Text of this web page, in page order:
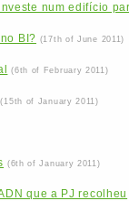
num edifício
BI? (17th of June 2011)
(6th of February 2011)
(15th of January 2011)
(6th of January 2011)
que a PJ recolheu